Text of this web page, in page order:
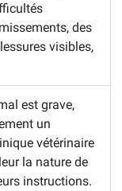
des
visibles,
est grave,
un
vétérinaire
la nature de
instructions.